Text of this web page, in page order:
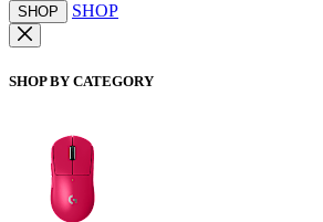
SHOP SHOP
SHOP BY CATEGORY